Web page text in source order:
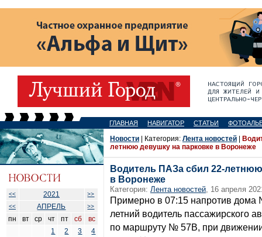
ГЛАВНАЯ НАВИГАТОР СТАТЬИ
<< 2021
>>
<<
АПРЕЛЬ >>
пн вт ср чт пт сб
вс
1
2 3
4
Новости | Категория: Лента новостей
летнюю девушку на парковке в Воронеже
Водитель ПАЗа сбил 22-
в Воронеже
Категория: Лента новостей, 16 апреля
Примерно в 07:15 напротив
летний водитель пассажирского
по маршруту № 57В, при